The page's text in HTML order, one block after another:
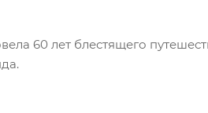
60 лет блестящего